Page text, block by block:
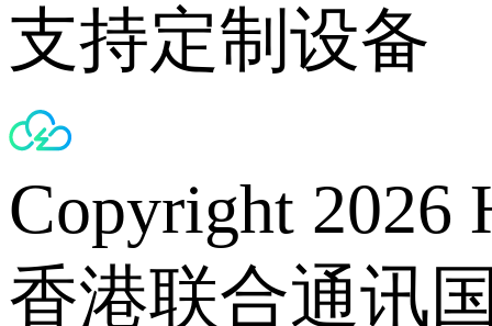
支持定制设备
Copyright 2026
香港联合通讯